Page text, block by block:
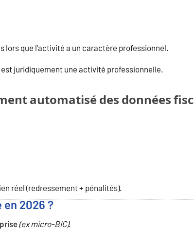
lors que l’activité a un caractère professionnel.
est juridiquement une activité professionnelle.
automatisé des données
réel (redressement + pénalités).
2026 ?
(ex micro-BIC).